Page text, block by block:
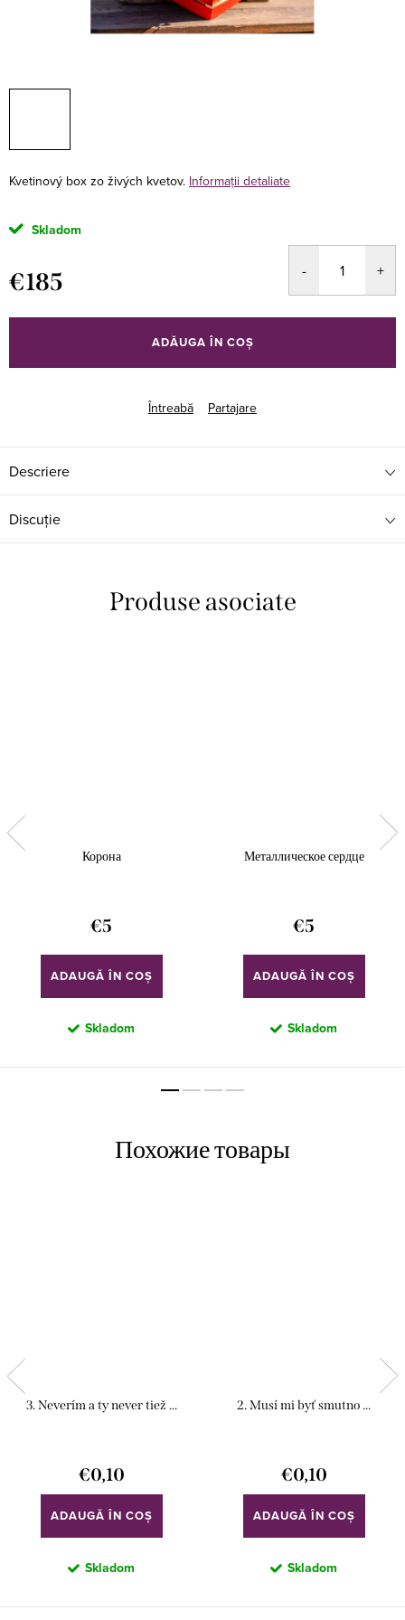
Kvetinový box zo živých kvetov. Informaţii detaliate
Skladom
€185
preţ:
ADĂUGA ÎN COŞ
Întreabă Partajare
Descriere
Discuţie
Produse asociate
Корона
€5
ADAUGĂ ÎN COŞ
Skladom
Металлическое сердце
€5
ADAUGĂ ÎN COŞ
Skladom
3. Neverím a ty never tiež ...
€0,10
ADAUGĂ ÎN COŞ
Skladom
2. Musí mi byť smutno ...
€0,10
ADAUGĂ ÎN COŞ
Skladom